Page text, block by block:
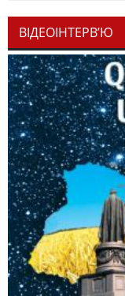
ВІДЕОІНТЕРВ’Ю